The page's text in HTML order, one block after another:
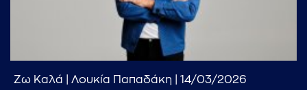
Ζω Καλά | Λουκία Παπαδάκη | 14/03/2026